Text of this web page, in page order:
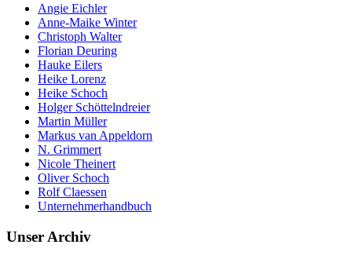
Angie Eichler
Anne-Maike Winter
Christoph Walter
Florian Deuring
Hauke Eilers
Heike Lorenz
Heike Schoch
Holger Schöttelndreier
Martin Müller
Markus van Appeldorn
N. Grimmert
Nicole Theinert
Oliver Schoch
Rolf Claessen
Unternehmerhandbuch
Unser Archiv